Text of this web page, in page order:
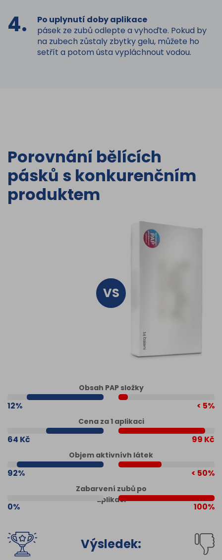
4.
Po uplynutí doby aplikace
pásek ze zubů odlepte a vyhoďte. Pokud by
na zubech zůstaly zbytky gelu, můžete ho
setřít a potom ústa vypláchnout vodou.
Porovnání bělících
pásků s konkurenčním
produktem
Obsah PAP složky
12%
Cena za 1 aplikaci
64 Kč
Objem aktivnívh látek
92%
Zabarvení zubů po
aplikaci
0%
< 5%
99 Kč
< 50%
100%
Výsledek: